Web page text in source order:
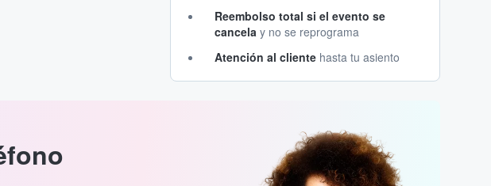
Reembolso total si el evento se
cancela y no se reprograma
Atención al cliente hasta tu asiento